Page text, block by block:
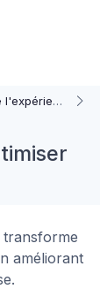
avec IA
transforme
améliorant